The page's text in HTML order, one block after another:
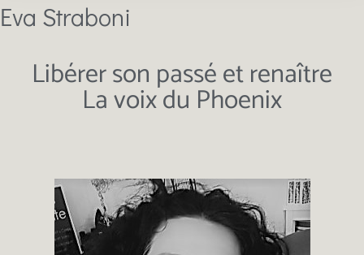
Eva Straboni
Libérer son passé et renaître
La voix du Phoenix